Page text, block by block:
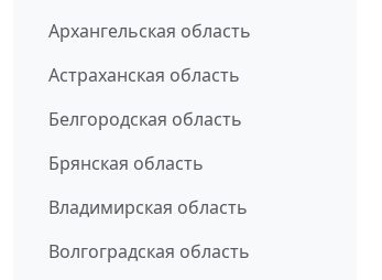
Архангельская область
Астраханская область
Белгородская область
Брянская область
Владимирская область
Волгоградская область